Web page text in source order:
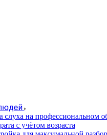
слуха на профессиональном
с учётом возраста